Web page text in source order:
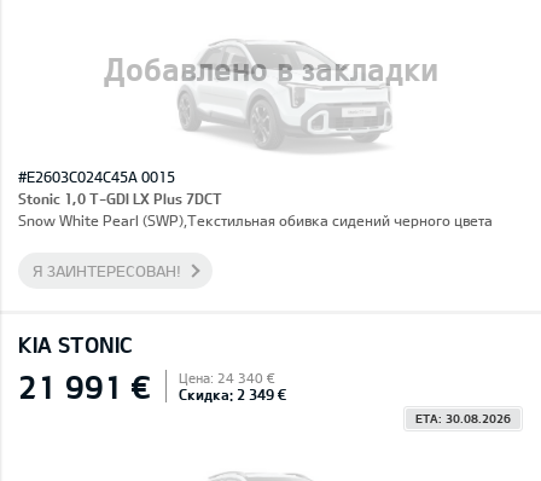
Добавлено в закладки
#E2603C024C45A 0015
Stonic 1,0 T-GDI LX Plus 7DCT
Snow White Pearl (SWP),Текстильная обивка сидений черного цвета
Я ЗАИНТЕРЕСОВАН!
KIA STONIC
21 991 € Цена: 24 340 €
Скидка: 2 349 €
ETA: 30.08.2026